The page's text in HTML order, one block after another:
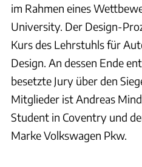
im Rahmen eines
University. Der Design-
Kurs des Lehrstuhls für
Design. An dessen Ende
besetzte Jury über den
Mitglieder ist Andreas
Student in Coventry und
Marke Volkswagen Pkw.